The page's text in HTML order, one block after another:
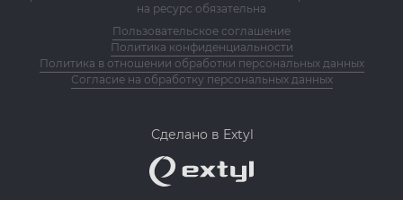
на ресурс обязательна
Пользовательское соглашение
Политика конфиденциальности
Политика в отношении обработки персональных данных
Согласие на обработку персональных данных
Сделано в Extyl